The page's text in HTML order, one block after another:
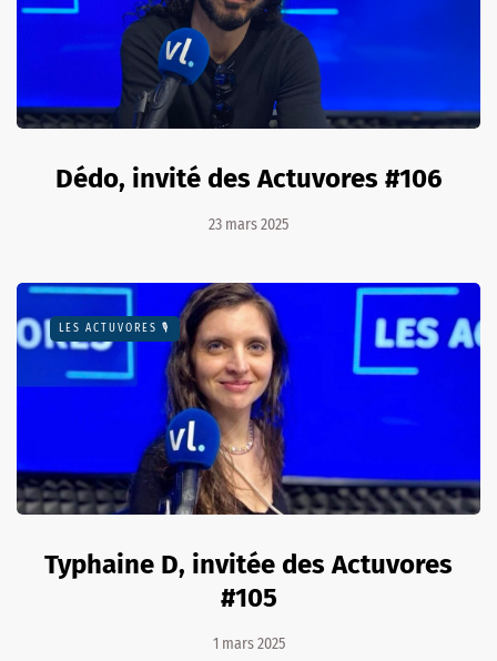
Dédo, invité des Actuvores #106
23 mars 2025
LES ACTUVORES 🎙
Typhaine D, invitée des Actuvores
#105
1 mars 2025